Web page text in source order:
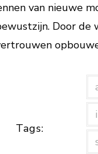
van nieuwe
Door de
Tags: